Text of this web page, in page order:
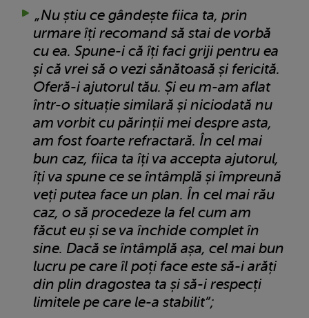
„Nu știu ce gândește fiica ta, prin
urmare îți recomand să stai de vorbă
cu ea. Spune-i că îți faci griji pentru ea
și că vrei să o vezi sănătoasă și fericită.
Oferă-i ajutorul tău. Și eu m-am aflat
într-o situație similară și niciodată nu
am vorbit cu părinții mei despre asta,
am fost foarte refractară. În cel mai
bun caz, fiica ta îți va accepta ajutorul,
îți va spune ce se întâmplă și împreună
veți putea face un plan. În cel mai rău
caz, o să procedeze la fel cum am
făcut eu și se va închide complet în
sine. Dacă se întâmplă așa, cel mai bun
lucru pe care îl poți face este să-i arăți
din plin dragostea ta și să-i respecți
limitele pe care le-a stabilit”;